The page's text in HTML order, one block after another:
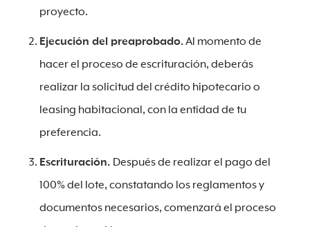
proyecto.
Ejecución del preaprobado.Al momento de
hacer el proceso de escrituración, deberás
realizar la solicitud del crédito hipotecario o
leasing habitacional, con la entidad de tu
preferencia.
Escrituración. Después de realizar el pago del
100% del lote, constatando los reglamentos y
documentos necesarios, comenzará el proceso